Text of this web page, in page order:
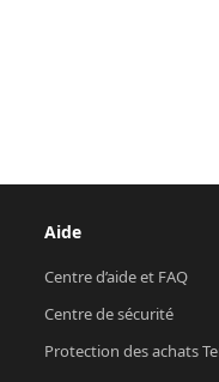
Aide
Centre d’aide et FAQ
Centre de sécurité
Protection des achats